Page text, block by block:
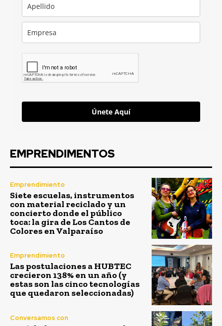
Únete Aquí
EMPRENDIMENTOS
Emprendimiento
Siete escuelas, instrumentos
con material reciclado y un
concierto donde el público
toca: la gira de Los Cantos de
Colores en Valparaíso
Emprendimiento
Las postulaciones a HUBTEC
crecieron 138% en un año (y
estas son las cinco tecnologías
que quedaron seleccionadas)
Conversamos con